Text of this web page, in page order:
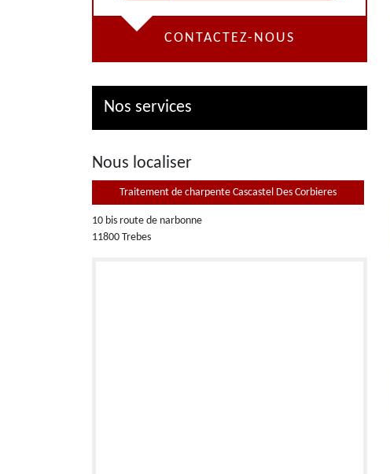
CONTACTEZ-NOUS
Nos services
Nous localiser
Traitement de charpente Cascastel Des Corbieres
10 bis route de narbonne
11800 Trebes